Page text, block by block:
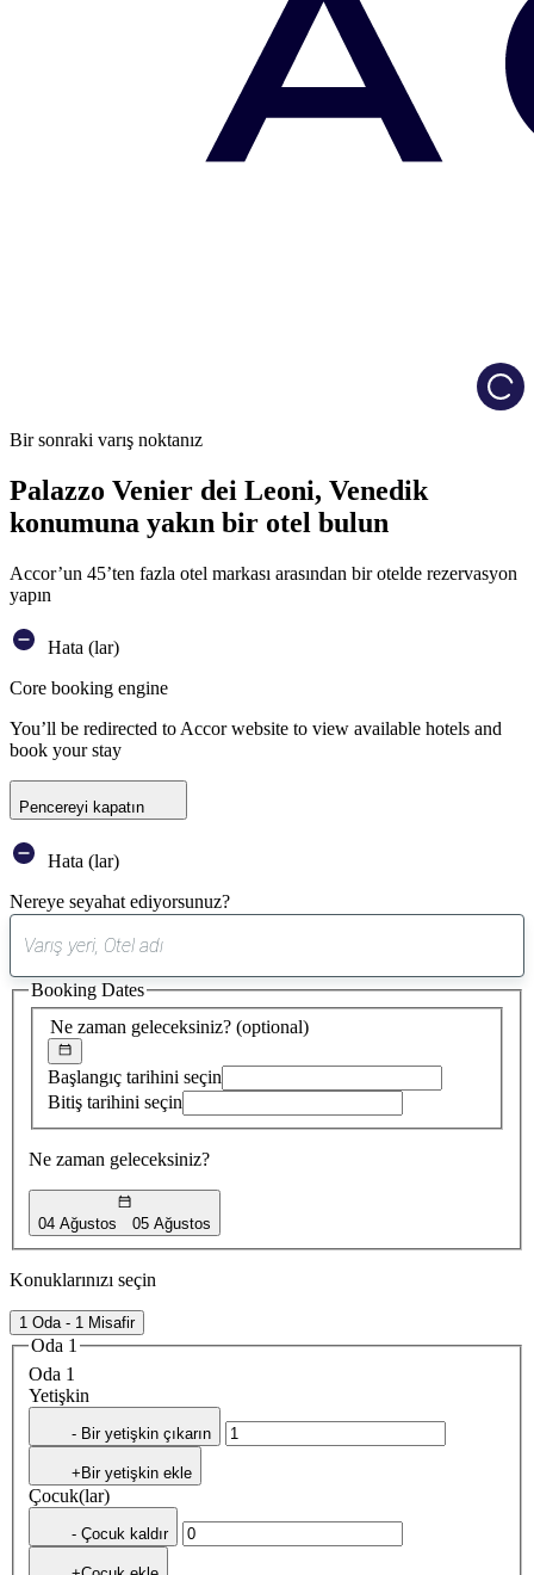
Bir sonraki varış noktanız
Palazzo Venier dei Leoni, Venedik
konumuna yakın bir otel bulun
Accor’un 45’ten fazla otel markası arasından bir otelde rezervasyon
yapın
Hata (lar)
Core booking engine
You’ll be redirected to Accor website to view available hotels and
book your stay
Pencereyi kapatın
Hata (lar)
Nereye seyahat ediyorsunuz?
öneri
bulundu
Ne zaman geleceksiniz? (optional)
Başlangıç tarihini seçin
Bitiş tarihini seçin
Ne zaman geleceksiniz?
04 Ağustos 05 Ağustos
Booking Dates
Konuklarınızı seçin
1 Oda - 1 Misafir
Oda 1
Oda 1
Yetişkin
- Bir yetişkin çıkarın
+Bir yetişkin ekle
Çocuk(lar)
- Çocuk kaldır